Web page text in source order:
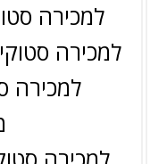
למכירה
למכירה
למכירה